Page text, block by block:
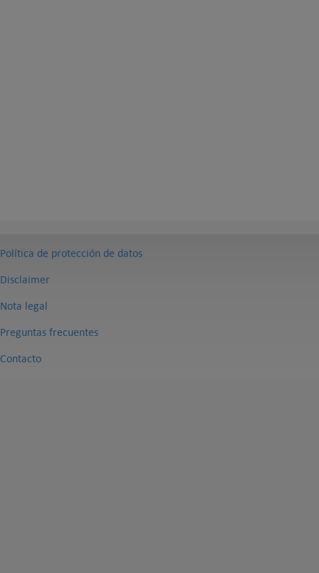
Política de protección de datos
Disclaimer
Nota legal
Preguntas frecuentes
Contacto